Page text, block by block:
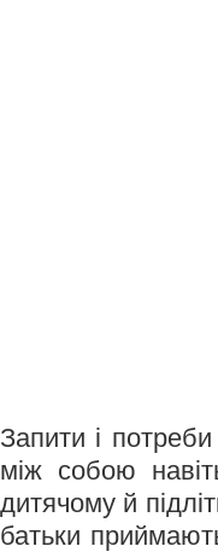
Запити і потреби
між собою
дитячому й
батьки